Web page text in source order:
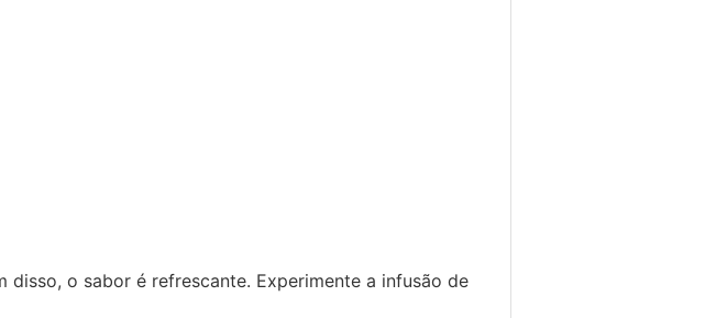
o sabor é refrescante. Experimente a infusão de